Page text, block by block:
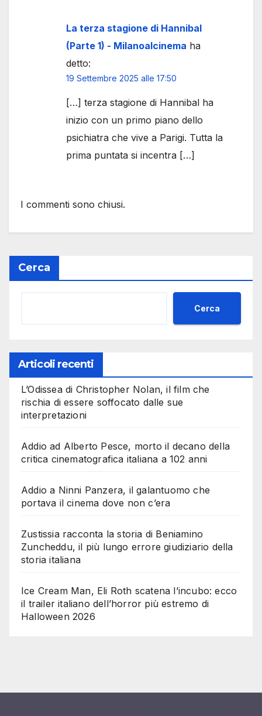
La terza stagione di Hannibal
(Parte 1) - Milanoalcinema ha
detto:
19 Settembre 2025 alle 17:50
[…] terza stagione di Hannibal ha
inizio con un primo piano dello
psichiatra che vive a Parigi. Tutta la
prima puntata si incentra […]
I commenti sono chiusi.
Cerca
Cerca
Articoli recenti
L’Odissea di Christopher Nolan, il film che
rischia di essere soffocato dalle sue
interpretazioni
Addio ad Alberto Pesce, morto il decano della
critica cinematografica italiana a 102 anni
Addio a Ninni Panzera, il galantuomo che
portava il cinema dove non c’era
Zustissia racconta la storia di Beniamino
Zuncheddu, il più lungo errore giudiziario della
storia italiana
Ice Cream Man, Eli Roth scatena l’incubo: ecco
il trailer italiano dell’horror più estremo di
Halloween 2026